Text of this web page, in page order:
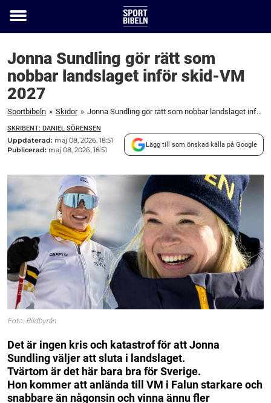
Toggle
Jonna Sundling gör rätt som
nobbar landslaget inför skid-VM
2027
Sportbibeln » Skidor » Jonna Sundling gör rätt som nobbar landslaget inför skid-VM 2027
SKRIBENT: DANIEL SÖRENSEN
Uppdaterad: maj 08, 2026, 18:51
Publicerad: maj 08, 2026, 18:51
Lägg till som önskad källa på Google
Foto: Bildbyrån
Det är ingen kris och katastrof för att Jonna
Sundling väljer att sluta i landslaget.
Tvärtom är det här bara bra för Sverige.
Hon kommer att anlända till VM i Falun starkare och
snabbare än någonsin och vinna ännu fler